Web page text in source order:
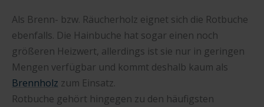
Als Brenn- bzw. Räucherholz eignet sich die Rotbuche
ebenfalls. Die Hainbuche hat sogar einen noch
größeren Heizwert, allerdings ist sie nur in geringen
Mengen verfügbar und kommt deshalb kaum als
Brennholz zum Einsatz.
Rotbuche gehört hingegen zu den häufigsten